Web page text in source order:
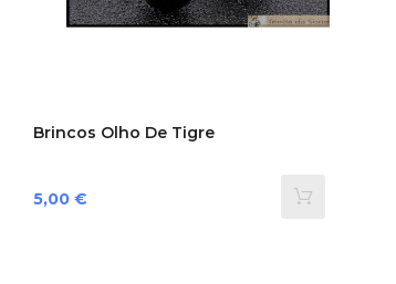
Brincos Olho De Tigre
Preço
5,00 €